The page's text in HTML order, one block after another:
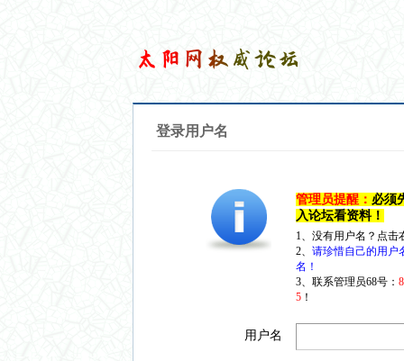
登录用户名
管理员提醒： 必须
入论坛看资料！
1、没有用户名？点
2、 请珍惜自己的用户
名！
3、联系管理员68号：
5 ！
用户名